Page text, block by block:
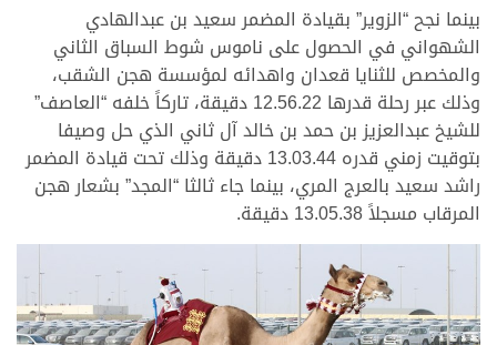
بينما نجح “الزوير” بقيادة المضمر سعيد بن عبدالهادي
الشهواني في الحصول على ناموس شوط السباق الثاني
والمخصص للثنايا قعدان واهدائه لمؤسسة هجن الشقب،
وذلك عبر رحلة قدرها 12.56.22 دقيقة، تاركاً خلفه “العاصف”
للشيخ عبدالعزيز بن حمد بن خالد آل ثاني الذي حل وصيفا
بتوقيت زمني قدره 13.03.44 دقيقة وذلك تحت قيادة المضمر
راشد سعيد بالعرج المري، بينما جاء ثالثا “المجد” بشعار هجن
المرقاب مسجلاً 13.05.38 دقيقة.